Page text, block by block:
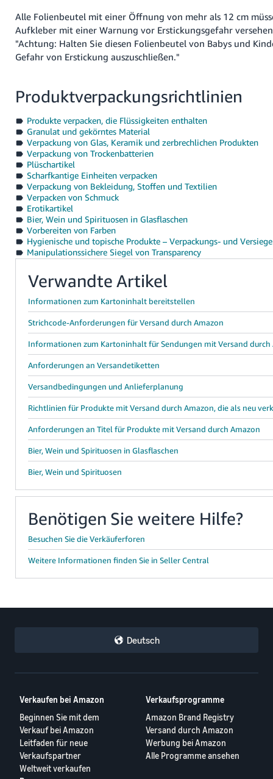
Alle Folienbeutel mit einer Öffnung von mehr als 12 cm
Aufkleber mit einer Warnung vor Erstickungsgefahr
"Achtung: Halten Sie diesen Folienbeutel von Babys und
Gefahr von Erstickung auszuschließen."
Produktverpackungsrichtlinien
Produkte verpacken, die Flüssigkeiten enthalten
Granulat und gekörntes Material
Verpackung von Glas, Keramik und zerbrechlichen Produkten
Verpackung von Trockenbatterien
Plüschartikel
Scharfkantige Einheiten verpacken
Verpackung von Bekleidung, Stoffen und Textilien
Verpacken von Schmuck
Erotikartikel
Bier, Wein und Spirituosen in Glasflaschen
Vorbereiten von Farben
Hygienische und topische Produkte – Verpackungs- und
Manipulationssichere Siegel von Transparency
Verwandte Artikel
Informationen zum Kartoninhalt bereitstellen
Strichcode-Anforderungen für Versand durch Amazon
Informationen zum Kartoninhalt für Sendungen mit Versand durch
Anforderungen an Versandetiketten
Versandbedingungen und Anlieferplanung
Richtlinien für Produkte mit Versand durch Amazon, die als neu
Anforderungen an Titel für Produkte mit Versand durch Amazon
Bier, Wein und Spirituosen in Glasflaschen
Bier, Wein und Spirituosen
Benötigen Sie weitere Hilfe?
Besuchen Sie die Verkäuferforen
Weitere Informationen finden Sie in Seller Central
Deutsch
Verkaufen bei Amazon
Beginnen Sie mit dem
Verkauf bei Amazon
Leitfaden für neue
Verkaufspartner
Weltweit verkaufen
Verkaufsprogramme
Amazon Brand Registry
Versand durch Amazon
Werbung bei Amazon
Alle Programme ansehen